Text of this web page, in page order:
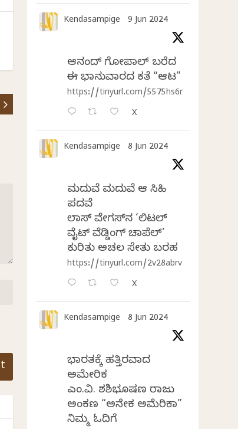
Kendasampige 9 Jun 2024
ಆನಂದ್‌ ಗೋಪಾಲ್‌ ಬರೆದ
ಈ ಭಾನುವಾರದ ಕತೆ “ಆಟ”
https://tinyurl.com/5575hs6r
X
Kendasampige 8 Jun 2024
ಮದುವೆ ಮದುವೆ ಆ ಸಿಹಿ
ಪದವೆ
ಲಾಸ್‌ ವೇಗಸ್‌ನ ‘ಲಿಟಲ್
ವೈಟ್ ವೆಡ್ಡಿಂಗ್ ಚಾಪೆಲ್’
ಕುರಿತು ಅಚಲ ಸೇತು ಬರಹ
https://tinyurl.com/2v28abrv
X
Kendasampige 8 Jun 2024
ಭಾರತಕ್ಕೆ ಹತ್ತಿರವಾದ
ಅಮೇರಿಕ
ಎಂ.ವಿ. ಶಶಿಭೂಷಣ ರಾಜು
ಅಂಕಣ “ಅನೇಕ ಅಮೆರಿಕಾ”
ನಿಮ್ಮ ಓದಿಗೆ